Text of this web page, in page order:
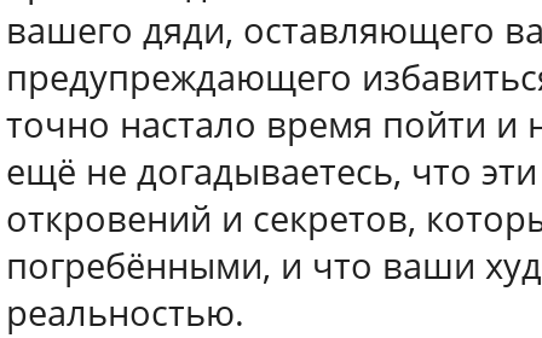
вашего дяди, оставляющего
предупреждающего
точно настало время пойти и
ещё не догадываетесь, что
откровений и секретов,
погребёнными, и что ваши
реальностью.